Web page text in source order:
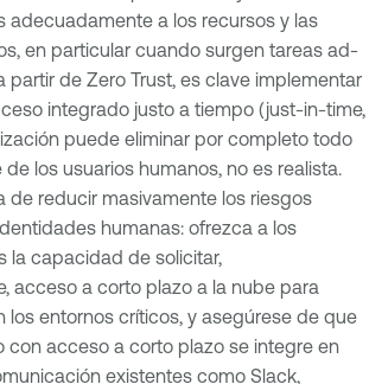
adecuadamente a los recursos y las
en particular cuando surgen tareas ad-
partir de Zero Trust, es clave implementar
integrado justo a tiempo (just-in-time,
puede eliminar por completo todo
los usuarios humanos, no es realista.
de reducir masivamente los riesgos
humanas: ofrezca a los
la capacidad de solicitar,
acceso a corto plazo a la nube para
los entornos críticos, y asegúrese de que
con acceso a corto plazo se integre en
existentes como Slack,